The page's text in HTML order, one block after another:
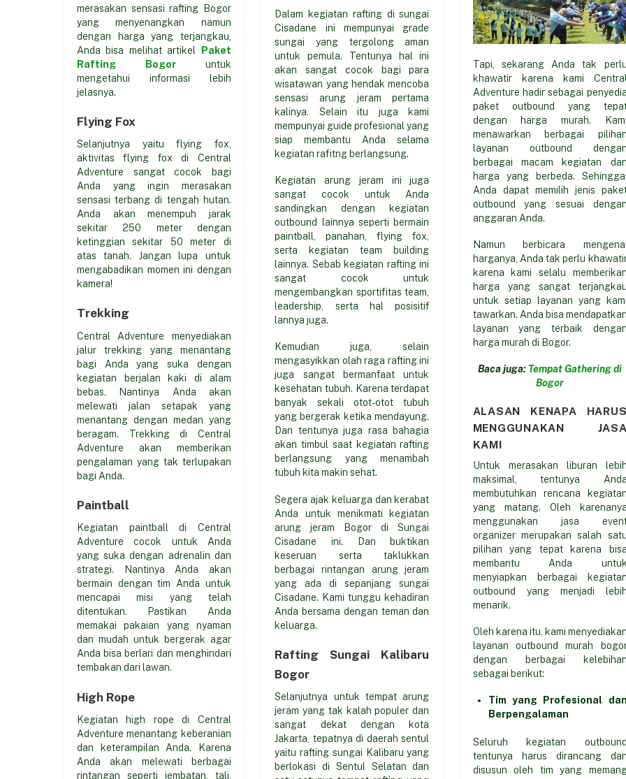
merasakan sensasi rafting Bogor
yang menyenangkan namun
dengan harga yang terjangkau,
Anda bisa melihat artikel Paket
Rafting Bogoruntuk
mengetahui informasi lebih
jelasnya.
Flying Fox
Selanjutnya yaitu flying fox,
aktivitas flying fox di Central
Adventure sangat cocok bagi
Anda yang ingin merasakan
sensasi terbang di tengah hutan.
Anda akan menempuh jarak
sekitar 250 meter dengan
ketinggian sekitar 50 meter di
atas tanah. Jangan lupa untuk
mengabadikan momen ini dengan
kamera!
Trekking
Central Adventure menyediakan
jalur trekking yang menantang
bagi Anda yang suka dengan
kegiatan berjalan kaki di alam
bebas. Nantinya Anda akan
melewati jalan setapak yang
menantang dengan medan yang
beragam. Trekking di Central
Adventure akan memberikan
pengalaman yang tak terlupakan
bagi Anda.
Paintball
Kegiatan paintball di Central
Adventure cocok untuk Anda
yang suka dengan adrenalin dan
strategi. Nantinya Anda akan
bermain dengan tim Anda untuk
mencapai misi yang telah
ditentukan. Pastikan Anda
memakai pakaian yang nyaman
dan mudah untuk bergerak agar
Anda bisa berlari dan menghindari
tembakan dari lawan.
High Rope
Kegiatan high rope di Central
Adventure menantang keberanian
dan keterampilan Anda. Karena
Anda akan melewati berbagai
rintangan seperti jembatan, tali,
Dalam kegiatan rafting di sungai
Cisadane ini mempunyai grade
sungai yang tergolong aman
untuk pemula. Tentunya hal ini
akan sangat cocok bagi para
wisatawan yang hendak mencoba
sensasi arung jeram pertama
kalinya. Selain itu juga kami
mempunyai guide profesional yang
siap membantu Anda selama
kegiatan rafitng berlangsung.
Kegiatan arung jeram ini juga
sangat cocok untuk Anda
sandingkan dengan kegiatan
outbound lainnya seperti bermain
paintball, panahan, flying fox,
serta kegiatan team building
lainnya. Sebab kegiatan rafting ini
sangat cocok untuk
mengembangkan sportifitas team,
leadership, serta hal posisitif
lannya juga.
Kemudian juga, selain
mengasyikkan olah raga rafting ini
juga sangat bermanfaat untuk
kesehatan tubuh. Karena terdapat
banyak sekali otot-otot tubuh
yang bergerak ketika mendayung.
Dan tentunya juga rasa bahagia
akan timbul saat kegiatan rafting
berlangsung yang menambah
tubuh kita makin sehat.
Segera ajak keluarga dan kerabat
Anda untuk menikmati kegiatan
arung jeram Bogor di Sungai
Cisadane ini. Dan buktikan
keseruan serta taklukkan
berbagai rintangan arung jeram
yang ada di sepanjang sungai
Cisadane. Kami tunggu kehadiran
Anda bersama dengan teman dan
keluarga.
Rafting Sungai Kalibaru
Bogor
Selanjutnya untuk tempat arung
jeram yang tak kalah populer dan
sangat dekat dengan kota
Jakarta, tepatnya di daerah sentul
yaitu rafting sungai Kalibaru yang
berlokasi di Sentul Selatan dan
Tapi, sekarang Anda tak perlu
khawatir karena kami Central
Adventure hadir sebagai penyedia
paket outbound yang
dengan harga murah. Kami
menawarkan berbagai pilihan
layanan outbound dengan
berbagai macam kegiatan dan
harga yang berbeda. Sehingga,
Anda dapat memilih jenis
outbound yang sesuai dengan
anggaran Anda.
Namun berbicara mengenai
harganya, Anda tak perlu
karena kami selalu memberikan
harga yang sangat terjangkau
untuk setiap layanan yang kami
tawarkan. Anda bisa mendapatkan
layanan yang terbaik dengan
harga murah di Bogor.
Baca juga: Tempat Gathering di
Bogor
ALASAN KENAPA HARUS
MENGGUNAKAN JASA
KAMI
Untuk merasakan liburan lebih
maksimal, tentunya Anda
membutuhkan rencana kegiatan
yang matang. Oleh karenanya
menggunakan jasa
organizer merupakan salah satu
pilihan yang tepat karena bisa
membantu Anda untuk
menyiapkan berbagai kegiatan
outbound yang menjadi lebih
menarik.
Oleh karena itu, kami menyediakan
layanan outbound murah
dengan berbagai kelebihan
sebagai berikut:
Tim yang Profesional dan
Berpengalaman
Seluruh kegiatan outbound
tentunya harus dirancang dan
disusun oleh tim yang